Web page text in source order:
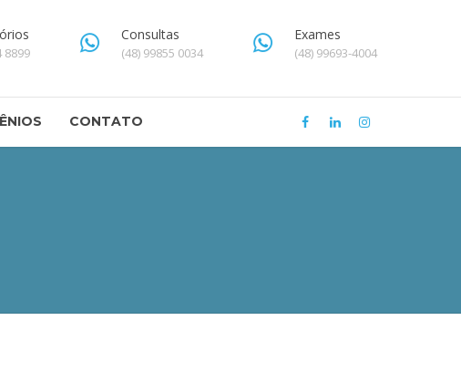
8899
Consultas
(48) 99855 0034
Exames
(48) 99693-4004
CONTATO